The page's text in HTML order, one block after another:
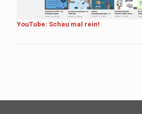
YouTube: Schau mal rein!